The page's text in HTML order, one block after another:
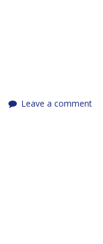
Leave a comment